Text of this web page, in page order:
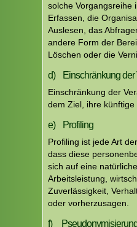
solche Vorgangsreihe
Erfassen, die
Auslesen, das
andere Form der
Löschen oder die
d) Einschränkung der
Einschränkung der
dem Ziel, ihre
e) Profiling
Profiling ist jede Art
dass diese
sich auf eine
Arbeitsleistung,
Zuverlässigkeit,
oder vorherzusagen.
f)